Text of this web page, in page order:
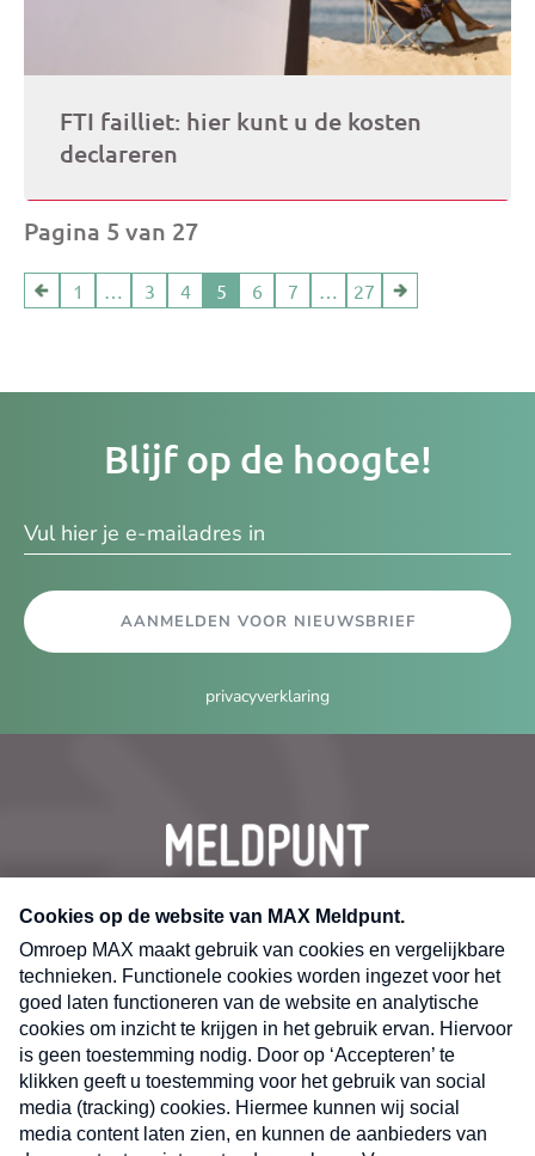
FTI failliet: hier kunt u de kosten
declareren
Pagina 5 van 27
1 3 4 5 6 7 27
Blijf op de hoogte!
AANMELDEN VOOR NIEUWSBRIEF
privacyverklaring
CONTACT
Volg ons op